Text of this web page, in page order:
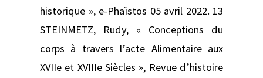
historique », e-Phaïstos 05 avril 2022. 13
STEINMETZ, Rudy, « Conceptions du
corps à travers l’acte Alimentaire aux
XVIIe et XVIIIe Siècles », Revue d’histoire